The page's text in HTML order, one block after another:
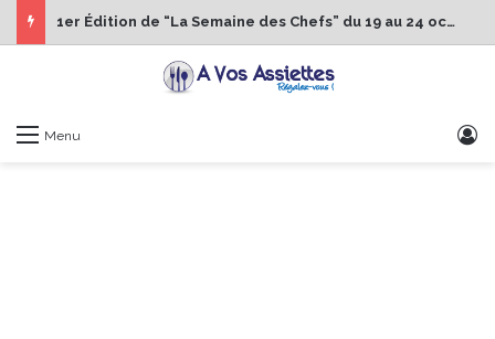
1er Édition de “La Semaine des Chefs” du 19 au 24 octobre 2026
Menu